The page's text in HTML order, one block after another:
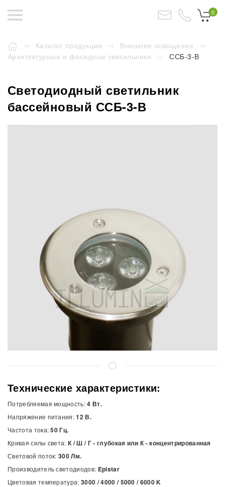
0
Каталог продукции
Внешнее освещение
Архитектурные и фасадные светильники
ССБ-3-В
Светодиодный светильник
бассейновый ССБ-3-В
Технические характеристики:
Потребляемая мощность:4 Вт.
Напряжение питания:12 В.
Частота тока:50 Гц.
Кривая силы света:К / Ш / Г - глубокая или К - концентрированная
Световой поток:300 Лм.
Производитель светодиодов: Epistar
Цветовая температура:3000 / 4000 / 5000 / 6000K